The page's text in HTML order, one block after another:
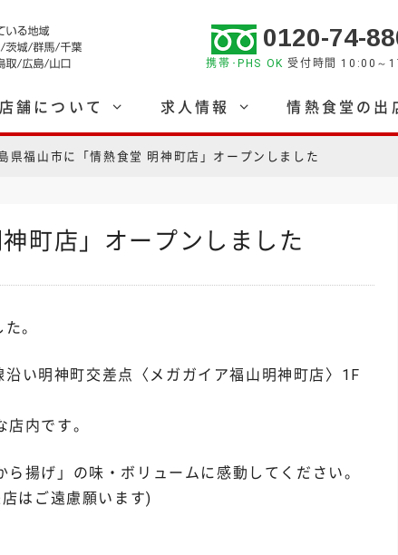
0120-74-
携帯･PHS OK 受付時間 10:00～
舗について 求人情報 情熱食堂の出
県福山市に「情熱食堂 明神町店」オープンしました
町店」オープンしました
。
い明神町交差点〈メガガイア福山明神町店〉1F
内です。
揚げ」の味・ボリュームに感動してください。
はご遠慮願います)